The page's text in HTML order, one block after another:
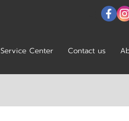
Service Center Contact us